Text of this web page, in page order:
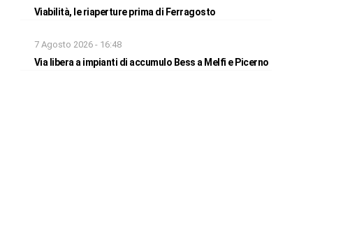
Viabilità, le riaperture prima di Ferragosto
7 Agosto 2026 - 16:48
Via libera a impianti di accumulo Bess a Melfi e Picerno